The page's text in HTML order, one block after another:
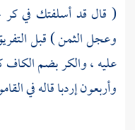
( قال قد أسلفتك في كر
وعجل الثمن ) قبل
عليه ، والكر بضم
وأربعون إردبا قاله في